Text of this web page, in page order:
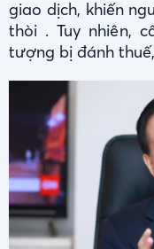
giao dịch, khiến
thòi . Tuy nhiên,
tượng bị đánh